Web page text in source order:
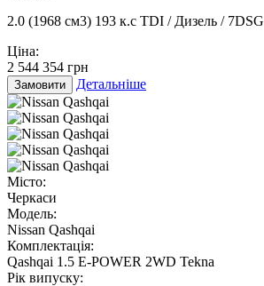
2.0 (1968 см3) 193 к.с TDI / Дизель / 7DSG
Ціна:
2 544 354 грн
Замовити Детальніше
Місто:
Черкаси
Модель:
Nissan Qashqai
Комплектація:
Qashqai 1.5 E-POWER 2WD Tekna
Рік випуску: